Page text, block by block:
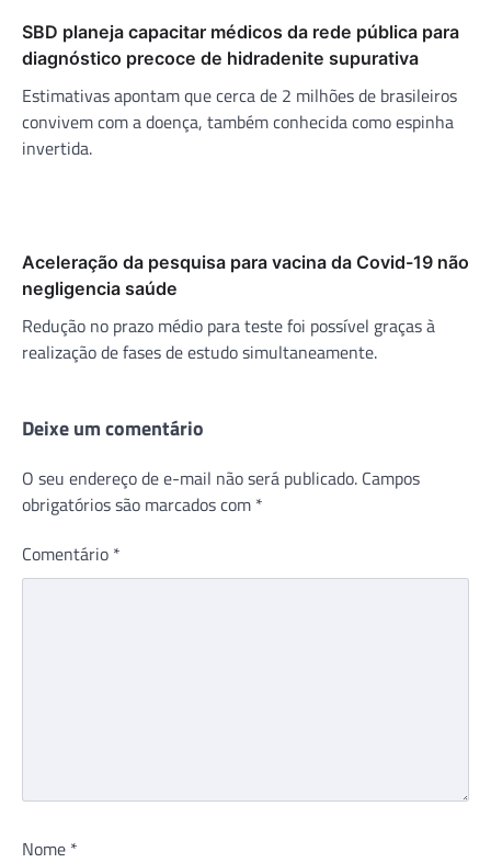
SBD planeja capacitar médicos da rede pública para
diagnóstico precoce de hidradenite supurativa
Estimativas apontam que cerca de 2 milhões de brasileiros
convivem com a doença, também conhecida como espinha
invertida.
Aceleração da pesquisa para vacina da Covid-19 não
negligencia saúde
Redução no prazo médio para teste foi possível graças à
realização de fases de estudo simultaneamente.
Deixe um comentário
O seu endereço de e-mail não será publicado. Campos
obrigatórios são marcados com *
Comentário *
Nome *